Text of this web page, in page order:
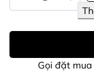
Gọi đặt mua